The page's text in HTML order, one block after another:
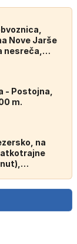
Nove Jarše
nesreča,
- Postojna,
m.
na